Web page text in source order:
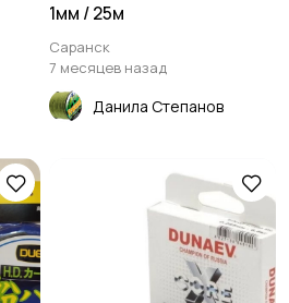
1мм / 25м
Саранск
7 месяцев назад
Данила Степанов